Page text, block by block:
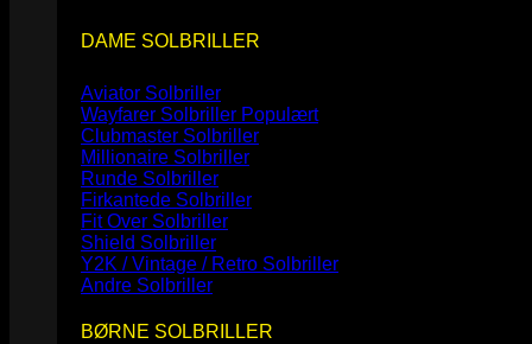
DAME SOLBRILLER
Aviator Solbriller
Wayfarer Solbriller
Clubmaster Solbriller
Millionaire Solbriller
Runde Solbriller
Firkantede Solbriller
Fit Over Solbriller
Shield Solbriller
Y2K / Vintage / Retro Solbriller
Andre Solbriller
BØRNE SOLBRILLER